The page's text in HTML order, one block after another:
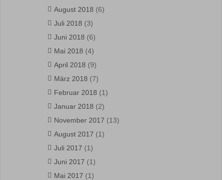
August 2018 (6)
Juli 2018 (3)
Juni 2018 (6)
Mai 2018 (4)
April 2018 (9)
März 2018 (7)
Februar 2018 (1)
Januar 2018 (2)
November 2017 (13)
August 2017 (1)
Juli 2017 (1)
Juni 2017 (1)
Mai 2017 (1)